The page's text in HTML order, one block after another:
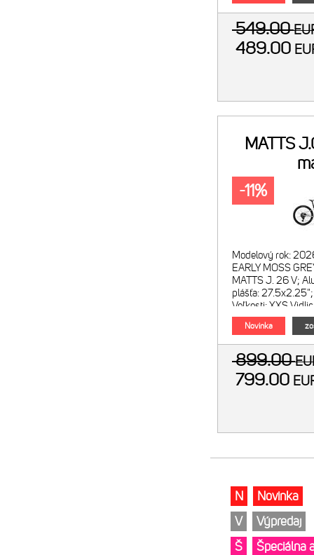
549.00
489.00
MATTS
Modelový rok:
EARLY MOSS
MATTS J. 26 V;
plášťa:
Veľkosti: XXS
zdvih 120mm;
Novinka
-11%
899.00
799.00
N
Novinka
V
Výpredaj
Š
Špeciálna